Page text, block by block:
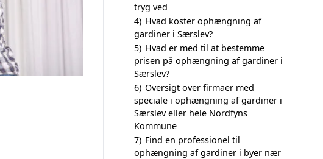
tryg ved
4) Hvad koster ophængning af
gardiner i Særslev?
5) Hvad er med til at bestemme
prisen på ophængning af gardiner i
Særslev?
6) Oversigt over firmaer med
speciale i ophængning af gardiner i
Særslev eller hele Nordfyns
Kommune
7) Find en professionel til
ophængning af gardiner i byer nær